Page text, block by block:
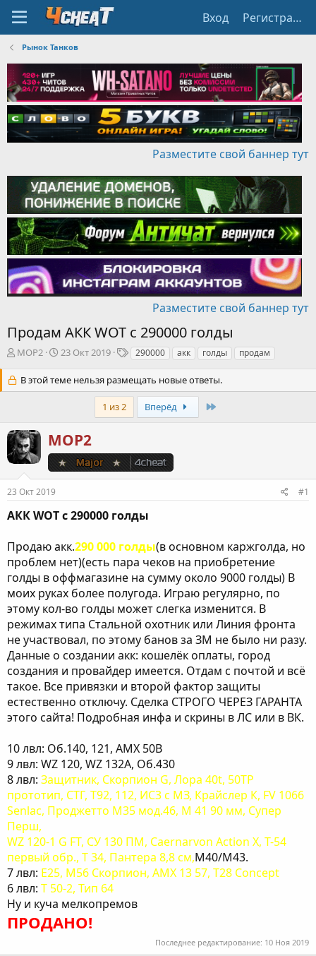
Вход Регистрация
Рынок Танков
Разместите свой баннер тут
Разместите свой баннер тут
Продам АКК WOT c 290000 голды
А
т
о
е
м
ы
МОР2
Д
т
а
а
л
а
23 Окт 2019
Т
г
и
290000 акк голды продам
В этой теме нельзя размещать новые ответы.
1 из 2 Вперёд
МОР2
23 Окт 2019 #1
АКК WOT c 290000 голды
Продаю акк.290 000 голды(в основном каржголда, но
проблем нет)(есть пара чеков на приобретение
голды в оффмагазине на сумму около 9000 голды) В
моих руках более полугода. Играю регулярно, по
этому кол-во голды может слегка изменится. В
режимах типа Стальной охотник или Линия фронта
не участвовал, по этому банов за ЗМ не было ни разу.
Данные о создании акк: кошелёк оплаты, город
создания и провайдер имеется. Отдам с почтой и всё
такое. Все привязки и второй фактор защиты
естественно отключу. Сделка СТРОГО ЧЕРЕЗ ГАРАНТА
этого сайта! Подробная инфа и скрины в ЛС или в ВК.
10 лвл: Об.140, 121, АМХ 50В
9 лвл: WZ 120, WZ 132A, Об.430
8 лвл: Защитник, Скорпион G, Лора 40t, 50TP
прототип, СТГ, Т92, 112, ИС3 с МЗ, Крайслер К, FV 1066
Senlaс, Проджетто М35 мод.46, М 41 90 мм, Супер
Перш,
WZ 120-1 G FT, СУ 130 ПМ, Caernarvon Action X, Т-54
первый обр., Т 34, Пантера 8,8 см,М40/М43.
7 лвл: Е25, М56 Скорпион, АМХ 13 57, T28 Concept
6 лвл: Т 50-2, Тип 64
Ну и куча мелкопремов
ПРОДАНО!
Последнее редактирование: 10 Ноя 2019